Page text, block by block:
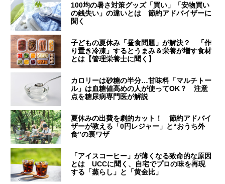
100均の暑さ対策グッズ「買い」「安物買い
の銭失い」の違いとは 節約アドバイザーに
聞く
子どもの夏休み「昼食問題」が解決？ 「作
り置き冷凍」するとうまみ＆栄養が増す食材
とは【管理栄養士に聞く】
カロリーは砂糖の半分…甘味料「マルチトー
ル」は血糖値高めの人が使ってOK？ 注意
点を糖尿病専門医が解説
夏休みの出費を劇的カット！ 節約アドバイ
ザーが教える「0円レジャー」と“おうち外
食”の裏ワザ
「アイスコーヒー」が薄くなる致命的な原因
とは UCCに聞く、自宅でプロの味を再現
する「蒸らし」と「黄金比」